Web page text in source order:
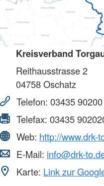
Kreisverband
Reithausstrasse 2
04758Oschatz
Telefon: 03435 90200
Telefax: 03435
Web: http://www.drk-
E-Mail: info@drk-
Karte: Link zur